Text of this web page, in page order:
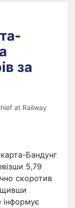
за
at Railway
Бандунг
5,79
скоротив
інформує